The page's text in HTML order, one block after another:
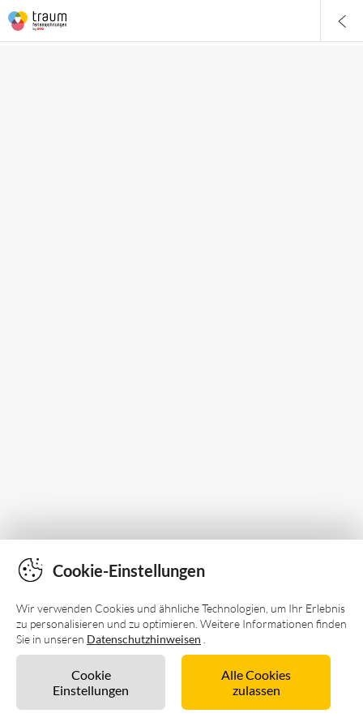
Unverbindlich anfragen
Cookie-Einstellungen
Wir verwenden Cookies und ähnliche Technologien, um Ihr Erlebnis
zu personalisieren und zu optimieren. Weitere Informationen finden
Sie in unseren Datenschutzhinweisen
Cookie
Einstellungen
Alle Cookies
zulassen